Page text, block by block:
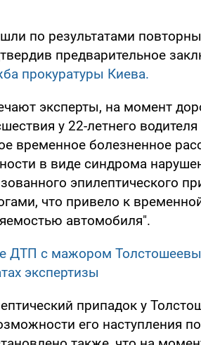
по результатами
предварительное
прокуратуры Киева.
эксперты, на момент
у 22-летнего
временное болезненное
в виде синдрома
эпилептического
что привело к
автомобиля".
ДТП с мажором
экспертизы
припадок у
его наступления